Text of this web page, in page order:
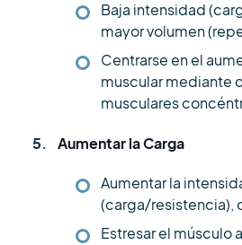
Baja intensidad
mayor volumen
Centrarse en el
muscular mediante
musculares
Aumentar la Carga
Aumentar la
(carga/resistencia),
Estresar el